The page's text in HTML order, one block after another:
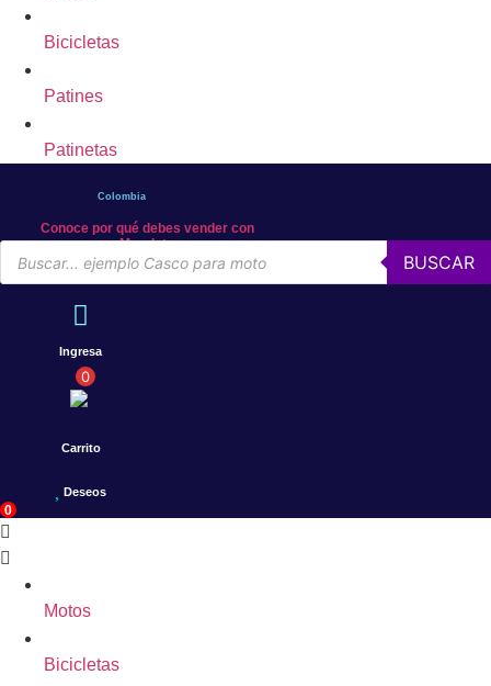
Bicicletas
Patines
Patinetas
Colombia
Conoce por qué debes vender con
Mercleta
Búsqueda
de
productos
BUSCAR
Ingresa
0
Carrito
Deseos
0
Motos
Bicicletas